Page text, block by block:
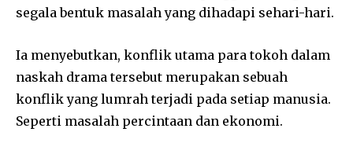
segala bentuk masalah yang dihadapi sehari-hari.
Ia menyebutkan, konflik utama para tokoh dalam
naskah drama tersebut merupakan sebuah
konflik yang lumrah terjadi pada setiap manusia.
Seperti masalah percintaan dan ekonomi.